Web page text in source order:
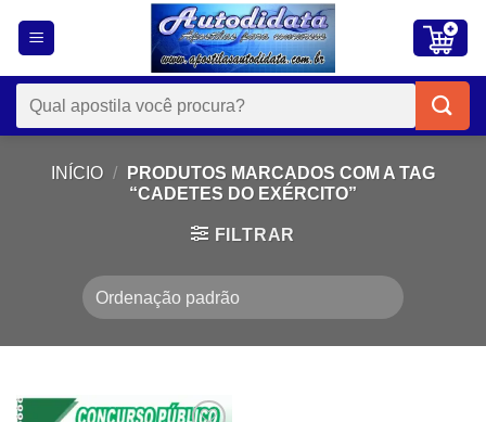
Pesquisar
por:
INÍCIO /
PRODUTOS MARCADOS COM A TAG
“CADETES DO EXÉRCITO”
FILTRAR